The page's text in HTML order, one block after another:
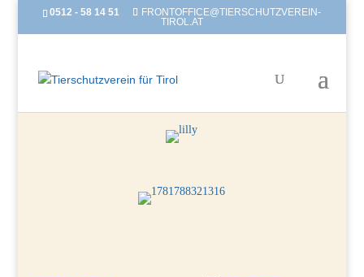
0512 - 58 14 51
FRONTOFFICE@TIERSCHUTZVEREIN-
TIROL.AT